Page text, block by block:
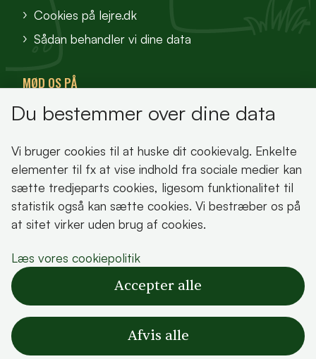
Cookies på lejre.dk
Sådan behandler vi dine data
MØD OS PÅ
VisitFjordlandet
Oplev Lejre
Dette indhold kræver cookies for at blive vist
Læs vores cookiepolitik
Du bestemmer over dine data
Vi bruger cookies til at huske dit cookievalg. Enkelte
elementer til fx at vise indhold fra sociale medier kan
sætte tredjeparts cookies, ligesom funktionalitet til
statistik også kan sætte cookies. Vi bestræber os på
at sitet virker uden brug af cookies.
Læs vores cookiepolitik
Accepter alle
Afvis alle